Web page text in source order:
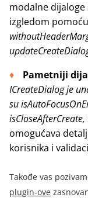
modalne
izgledom
Pametniji
ICreateDialogje
su
isCloseAfterCreate,
omogućava
korisnika i
Takođe vas
plugin-ove